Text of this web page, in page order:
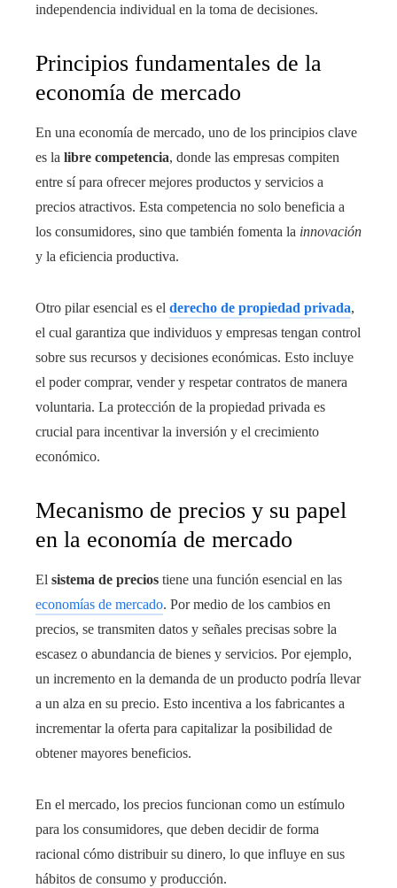
independencia individual en la toma de decisiones.
Principios fundamentales de la
economía de mercado
En una economía de mercado, uno de los principios clave
es la libre competencia, donde las empresas compiten
entre sí para ofrecer mejores productos y servicios a
precios atractivos. Esta competencia no solo beneficia a
los consumidores, sino que también fomenta la innovación
y la eficiencia productiva.
Otro pilar esencial es el derecho de propiedad privada,
el cual garantiza que individuos y empresas tengan control
sobre sus recursos y decisiones económicas. Esto incluye
el poder comprar, vender y respetar contratos de manera
voluntaria. La protección de la propiedad privada es
crucial para incentivar la inversión y el crecimiento
económico.
Mecanismo de precios y su papel
en la economía de mercado
El sistema de precios tiene una función esencial en las
economías de mercado. Por medio de los cambios en
precios, se transmiten datos y señales precisas sobre la
escasez o abundancia de bienes y servicios. Por ejemplo,
un incremento en la demanda de un producto podría llevar
a un alza en su precio. Esto incentiva a los fabricantes a
incrementar la oferta para capitalizar la posibilidad de
obtener mayores beneficios.
En el mercado, los precios funcionan como un estímulo
para los consumidores, que deben decidir de forma
racional cómo distribuir su dinero, lo que influye en sus
hábitos de consumo y producción.